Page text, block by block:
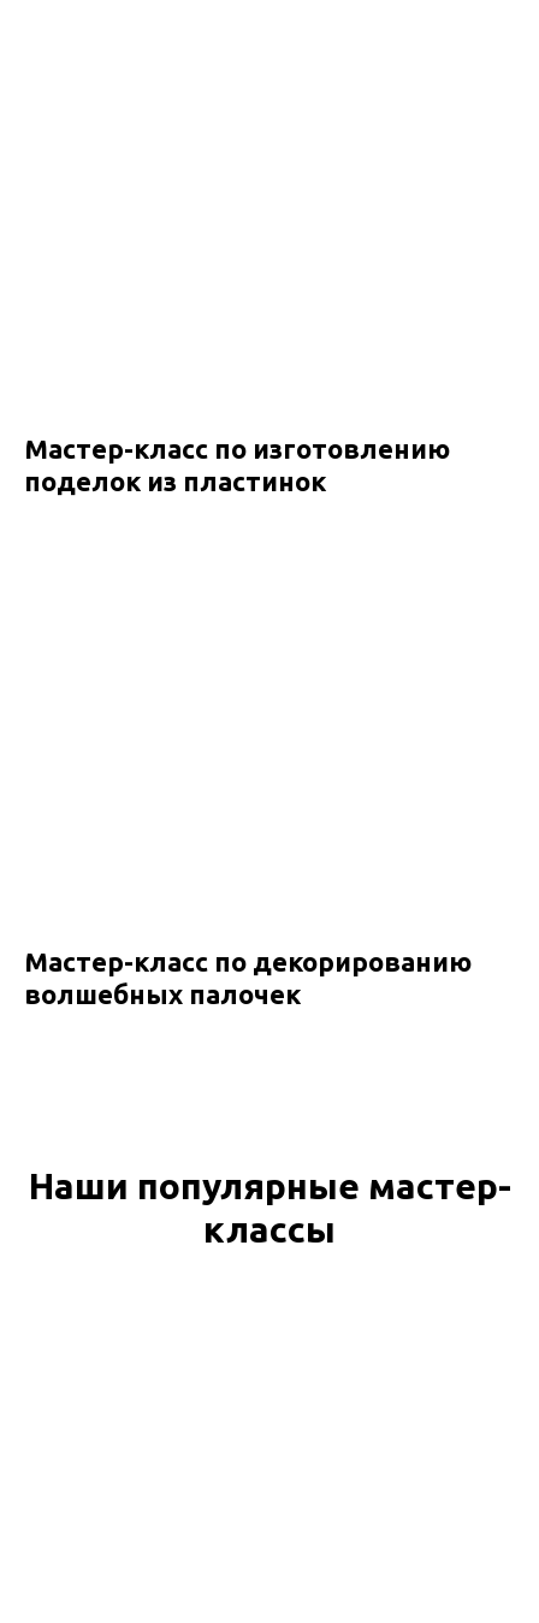
Мастер-класс по изготовлению
поделок из пластинок
Мастер-класс по декорированию
волшебных палочек
Наши популярные мастер-
классы